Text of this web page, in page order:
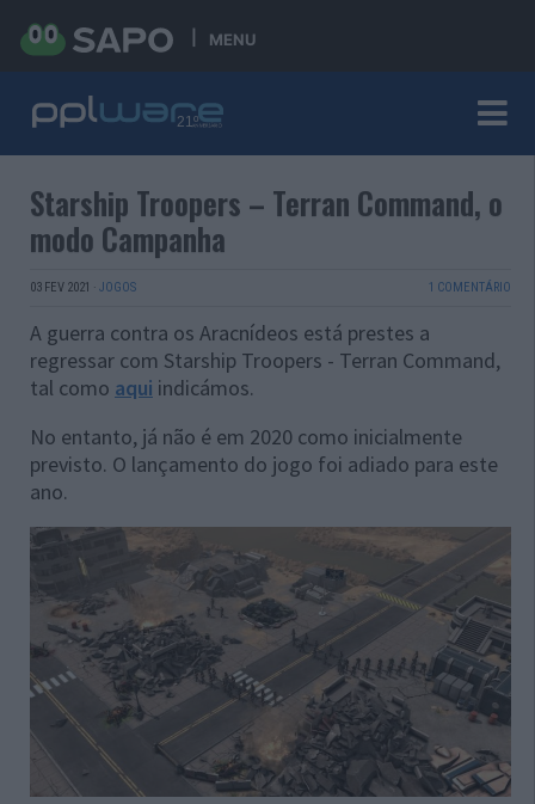
MENU
Starship Troopers – Terran Command, o
modo Campanha
03 FEV 2021 · JOGOS 1 COMENTÁRIO
A guerra contra os Aracnídeos está prestes a
regressar com Starship Troopers - Terran Command,
tal como aqui indicámos.
No entanto, já não é em 2020 como inicialmente
previsto. O lançamento do jogo foi adiado para este
ano.